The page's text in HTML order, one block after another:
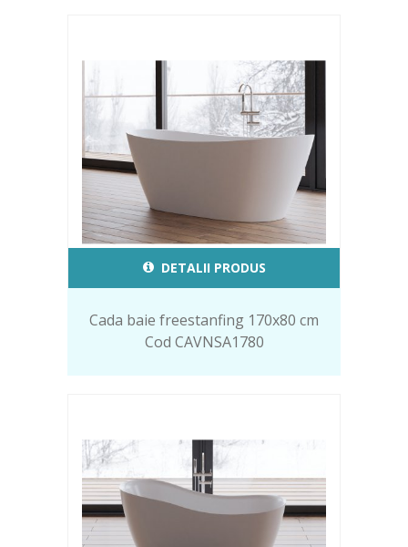
DETALII PRODUS
Cada baie freestanfing 170x80 cm
Cod CAVNSA1780